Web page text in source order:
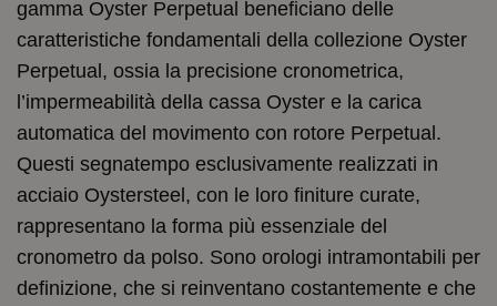
gamma Oyster Perpetual beneficiano delle
caratteristiche fondamentali della collezione Oyster
Perpetual, ossia la precisione cronometrica,
l’impermeabilità della cassa Oyster e la carica
automatica del movimento con rotore Perpetual.
Questi segnatempo esclusivamente realizzati in
acciaio Oystersteel, con le loro finiture curate,
rappresentano la forma più essenziale del
cronometro da polso. Sono orologi intramontabili per
definizione, che si reinventano costantemente e che